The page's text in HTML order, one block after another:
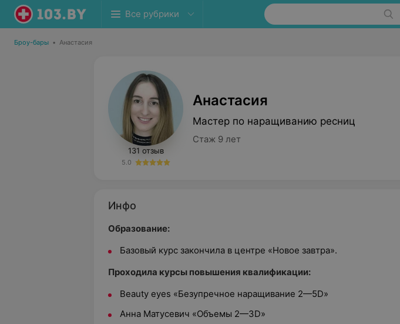
Все рубрики
Броу-бары • Анастасия
131 отзыв
5.0
Анастасия
Мастер по наращиванию ресниц
Стаж 9 лет
Инфо
Образование:
Базовый курс закончила в центре «Новое завтра».
Проходила курсы повышения квалификации:
Beauty eyes «Безупречное наращивание 2—5D»
Анна Матусевич «Объемы 2—3D»